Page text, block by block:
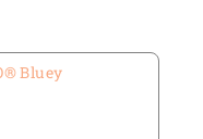
Bluey